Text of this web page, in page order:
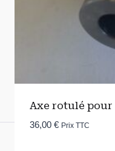
Axe rotulé pour
36,00 € Prix TTC